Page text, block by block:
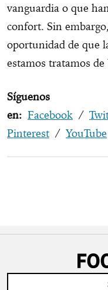
vanguardia o que
confort. Sin
oportunidad de que
estamos tratamos
Síguenos
en: Facebook /
Pinterest / YouTube